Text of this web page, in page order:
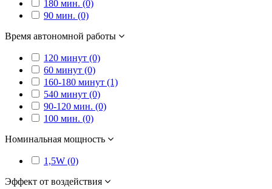
180 мин. (0)
90 мин. (0)
Время автономной работы
120 минут (0)
60 минут (0)
160-180 минут (1)
540 минут (0)
90-120 мин. (0)
100 мин. (0)
Номинальная мощность
1,5W (0)
Эффект от воздействия